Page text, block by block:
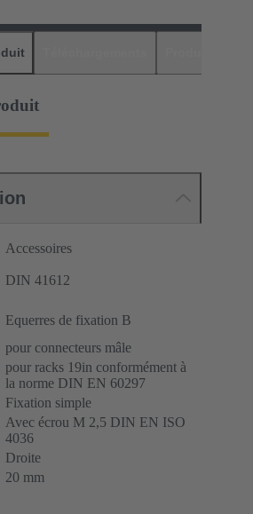
Accessoires
DIN 41612
Equerres de fixation B
pour connecteurs mâle
pour racks 19in conformément à
la norme DIN EN 60297
Fixation simple
Avec écrou M 2,5 DIN EN ISO
4036
Droite
20 mm